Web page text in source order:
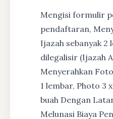
Mengisi formulir
pendaftaran,
Ijazah sebanyak 2
dilegalisir (Ijazah
Menyerahkan
1 lembar, Photo 3
buah Dengan
Melunasi Biaya